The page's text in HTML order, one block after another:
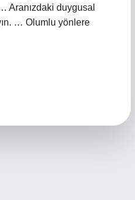
Aranızdaki duygusal
… Olumlu yönlere